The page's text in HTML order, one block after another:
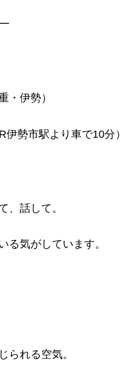
・伊勢）
勢市駅より車で10分）
、話して。
る気がしています。
られる空気。